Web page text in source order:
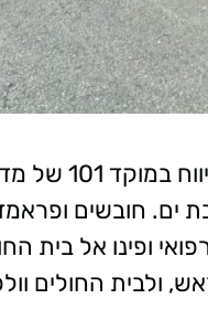
הבוקר
ים. חובשים
ופינו אל בית